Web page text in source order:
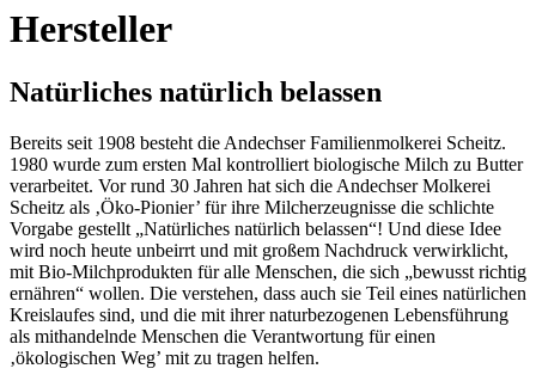
Hersteller
Natürliches natürlich belassen
Bereits seit 1908 besteht die Andechser Familienmolkerei Scheitz.
1980 wurde zum ersten Mal kontrolliert biologische Milch zu Butter
verarbeitet. Vor rund 30 Jahren hat sich die Andechser Molkerei
Scheitz als ‚Öko-Pionier’ für ihre Milcherzeugnisse die schlichte
Vorgabe gestellt „Natürliches natürlich belassen“! Und diese Idee
wird noch heute unbeirrt und mit großem Nachdruck verwirklicht,
mit Bio-Milchprodukten für alle Menschen, die sich „bewusst richtig
ernähren“ wollen. Die verstehen, dass auch sie Teil eines natürlichen
Kreislaufes sind, und die mit ihrer naturbezogenen Lebensführung
als mithandelnde Menschen die Verantwortung für einen
‚ökologischen Weg’ mit zu tragen helfen.